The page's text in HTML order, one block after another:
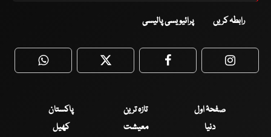
رابطہ کریں پرائیویسی پالیسی
WhatsApp Twitter Facebook
صفحۂ اول تازہ ترین
پاکستان
دنیا
معیشت
کھیل